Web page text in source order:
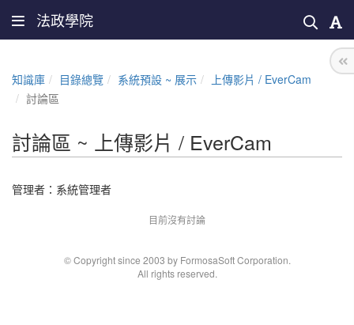
法政學院
知識庫 目錄總覽 系統預設 ~ 展示
上傳影片 / EverCam
討論區
討論區 ~ 上傳影片 / EverCam
管理者： 系統管理者
目前沒有討論
© Copyright since 2003 by FormosaSoft Corporation.
All rights reserved.